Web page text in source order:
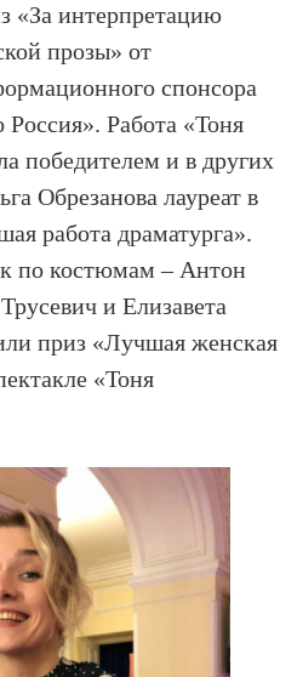
«За интерпретацию
прозы» от
спонсора
Россия». Работа «Тоня
победителем и в других
Обрезанова лауреат в
работа драматурга».
по костюмам – Антон
и Елизавета
приз «Лучшая женская
«Тоня